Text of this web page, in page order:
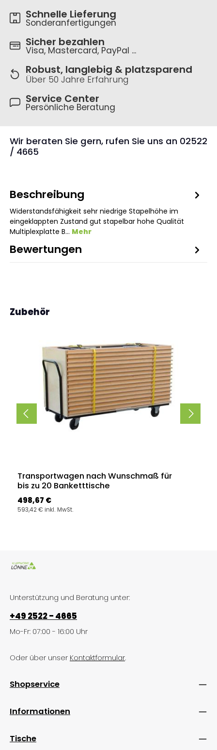
Schnelle Lieferung
Sonderanfertigungen
Sicher bezahlen
Visa, Mastercard, PayPal ...
Robust, langlebig & platzsparend
Über 50 Jahre Erfahrung
Service Center
Persönliche Beratung
Wir beraten Sie gern, rufen Sie uns an 02522
/ 4665
Beschreibung
Widerstandsfähigkeit sehr niedrige Stapelhöhe im
eingeklappten Zustand gut stapelbar hohe Qualität
Multiplexplatte B… Mehr
Bewertungen
Produktgalerie überspringen
Zubehör
Transportwagen nach Wunschmaß für
bis zu 20 Banketttische
Regulärer Preis:
498,67 €
593,42 € inkl. MwSt.
Unterstützung und Beratung unter:
+49 2522 - 4665
Mo-Fr: 07:00 - 16:00 Uhr
Oder über unser Kontaktformular.
Shopservice
Informationen
Tische